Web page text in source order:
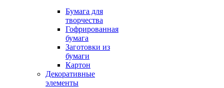
Бумага для
творчества
Гофрированная
бумага
Заготовки из
бумаги
Картон
Декоративные
элементы